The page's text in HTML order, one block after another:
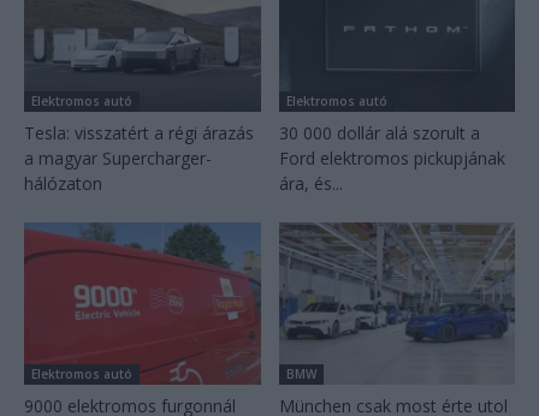
Elektromos autó
Tesla: visszatért a régi árazás
a magyar Supercharger-
hálózaton
Elektromos autó
30 000 dollár alá szorult a
Ford elektromos pickupjának
ára, és...
Elektromos autó
9000 elektromos furgonnál
BMW
München csak most érte utol